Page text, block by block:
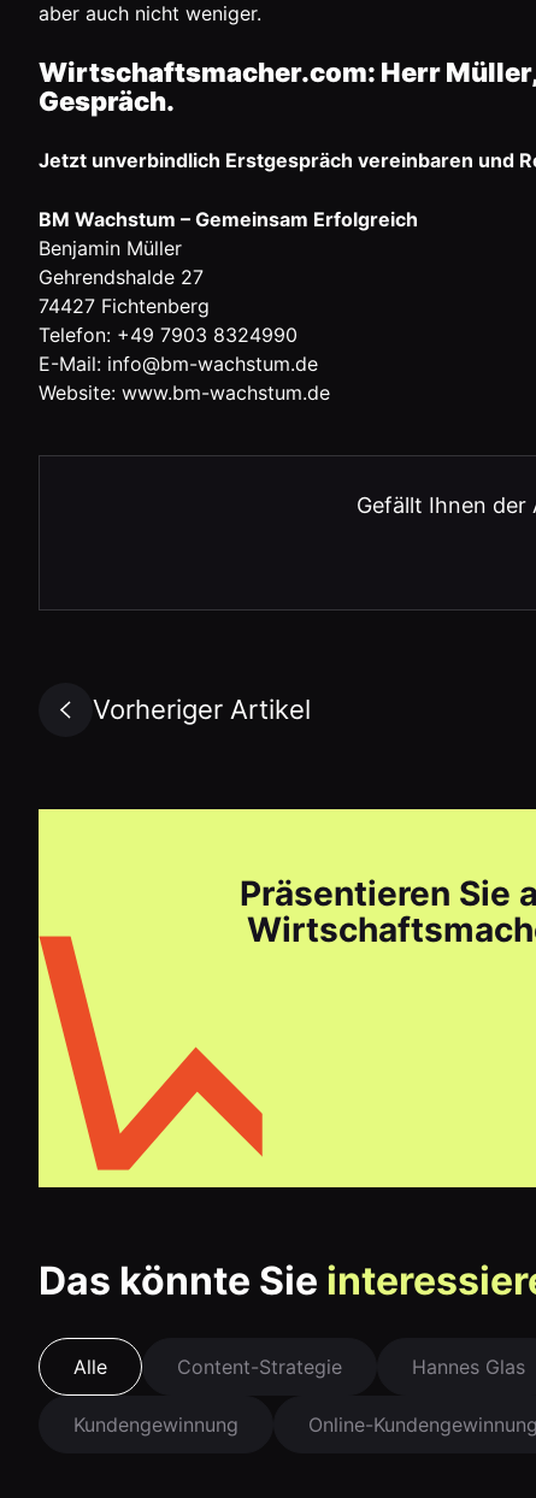
aber auch nicht weniger.
Wirtschaftsmacher.com: Herr
Gespräch.
Jetzt unverbindlich Erstgespräch vereinbaren und
BM Wachstum – Gemeinsam Erfolgreich
Benjamin Müller
Gehrendshalde 27
74427 Fichtenberg
Telefon: +49 7903 8324990
E-Mail: info@bm-wachstum.de
Website: www.bm-wachstum.de
Gefällt Ihnen der
Vorheriger Artikel
Präsentieren Sie
Das könnte Sie
Alle Content-Strategie Hannes Glas
Kundengewinnung Online-Kundengewinnung